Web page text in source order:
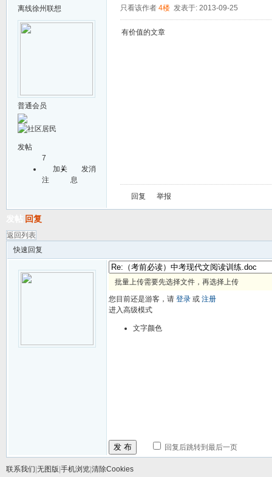
离线徐州联想
普通会员
发帖
7
加关
注
发消
息
只看该作者 4楼 发表于: 2013-09-25
有价值的文章
回复 举报
回复
返回列表
快速回复
批量上传需要先选择文件，再选择上传
您目前还是游客，请 登录 或 注册
进入高级模式
文字颜色
发 布 回复后跳转到最后一页
联系我们 无图版 手机浏览 清除Cookies